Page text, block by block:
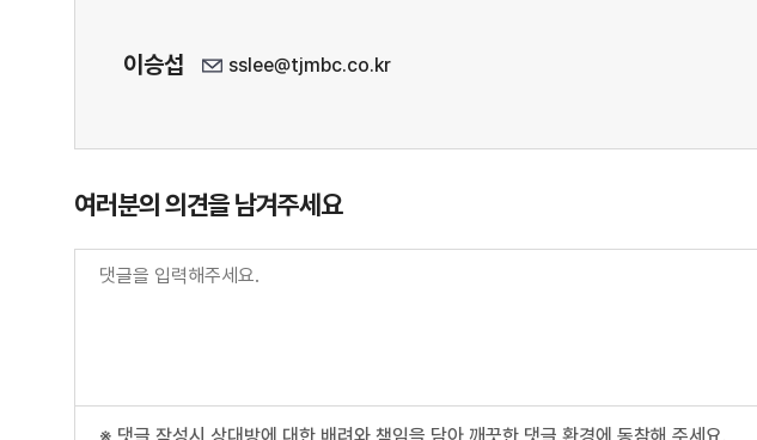
이승섭 sslee@tjmbc.co.kr
여러분의 의견을 남겨주세요